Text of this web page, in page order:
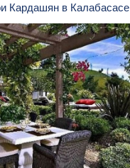
Кардашян в Калабасасе